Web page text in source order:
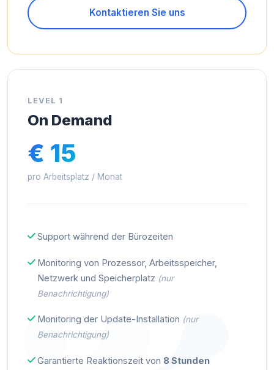
Kontaktieren Sie uns
LEVEL 1
On Demand
€ 15
pro Arbeitsplatz / Monat
Support während der Bürozeiten
Monitoring von Prozessor, Arbeitsspeicher,
Netzwerk und Speicherplatz (nur
Benachrichtigung)
Monitoring der Update-Installation (nur
Benachrichtigung)
Garantierte Reaktionszeit von 8 Stunden